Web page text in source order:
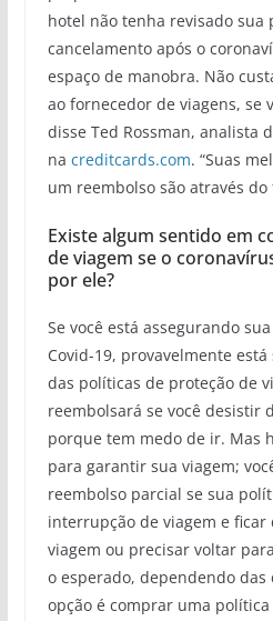
hotel não tenha revisado sua
cancelamento após o
espaço de manobra. Não
ao fornecedor de viagens, se
disse Ted Rossman, analista
na creditcards.com. “Suas
um reembolso são através
Existe algum sentido em
de viagem se o
por ele?
Se você está assegurando
Covid-19, provavelmente
das políticas de proteção de
reembolsará se você desistir
porque tem medo de ir. Mas
para garantir sua viagem;
reembolso parcial se sua
interrupção de viagem e
viagem ou precisar voltar
o esperado, dependendo
opção é comprar uma